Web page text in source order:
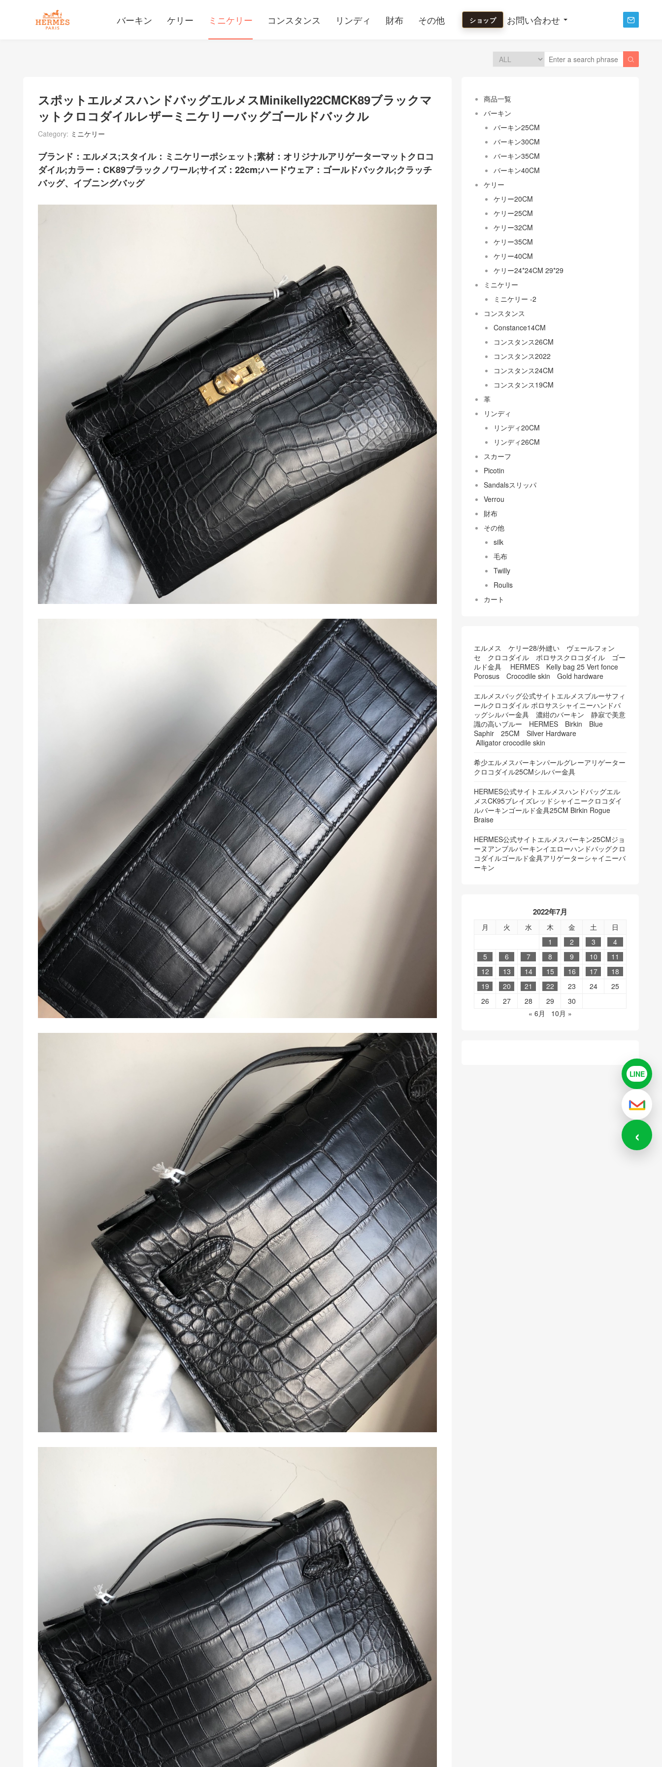
バーキン ケリー ミニケリー コンスタンス リンディ 財布 その他 ショップ お問い合わせ 

スポットエルメスハンドバッグエルメスMinikelly22CMCK89ブラックマ
ットクロコダイルレザーミニケリーバッグゴールドバックル
Category: ミニケリー
ブランド：エルメス;スタイル：ミニケリーポシェット;素材：オリジナルアリゲーターマットクロコ
ダイル;カラー：CK89ブラックノワール;サイズ：22cm;ハードウェア：ゴールドバックル;クラッチ
バッグ、イブニングバッグ
商品一覧
バーキン
バーキン25CM
バーキン30CM
バーキン35CM
バーキン40CM
ケリー
ケリー20CM
ケリー25CM
ケリー32CM
ケリー35CM
ケリー40CM
ケリー24*24CM 29*29
ミニケリー
ミニケリー -2
コンスタンス
Constance14CM
コンスタンス26CM
コンスタンス2022
コンスタンス24CM
コンスタンス19CM
革
リンディ
リンディ20CM
リンディ26CM
スカーフ
Picotin
Sandalsスリッパ
Verrou
財布
その他
silk
毛布
Twilly
Roulis
カート
エルメス ケリー28/外縫い ヴェールフォン
セ クロコダイル ポロサスクロコダイル ゴー
ルド金具 HERMES Kelly bag 25 Vert fonce
Porosus Crocodile skin Gold hardware
エルメスバッグ公式サイトエルメスブルーサフィ
ールクロコダイル ポロサスシャイニーハンドバ
ッグシルバー金具 濃紺のバーキン 静寂で美意
識の高いブルー HERMES Birkin Blue
Saphir 25CM Silver Hardware
Alligator crocodile skin
希少エルメスバーキンパールグレーアリゲーター
クロコダイル25CMシルバー金具
HERMES公式サイトエルメスハンドバッグエル
メスCK95ブレイズレッドシャイニークロコダイ
ルバーキンゴールド金具25CM Birkin Rogue
Braise
HERMES公式サイトエルメスバーキン25CMジョ
ーヌアンブルバーキンイエローハンドバッグクロ
コダイルゴールド金具アリゲーターシャイニーバ
ーキン
2022年7月
月 火 水 木 金 土
日
1
2 3
4
5
6 7 8 9 10
11
12
13 14 15 16 17
18
19
20 21 22 23 24
25
26
27 28 29
30
« 6月
10月 »
LINELINEで
メール
‹